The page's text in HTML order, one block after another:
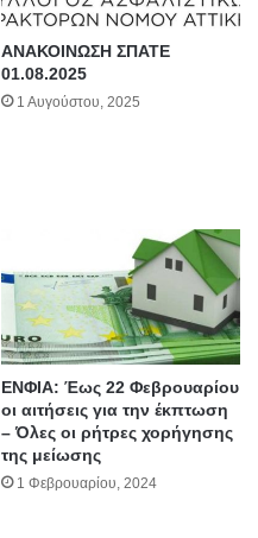
ΑΝΑΚΟΙΝΩΣΗ ΣΠΑΤΕ
01.08.2025
1 Αυγούστου, 2025
ΕΝΦΙΑ: Έως 22 Φεβρουαρίου
οι αιτήσεις για την έκπτωση
– Όλες οι ρήτρες χορήγησης
της μείωσης
1 Φεβρουαρίου, 2024